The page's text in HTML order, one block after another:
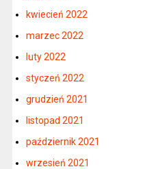
kwiecień 2022
marzec 2022
luty 2022
styczeń 2022
grudzień 2021
listopad 2021
październik 2021
wrzesień 2021